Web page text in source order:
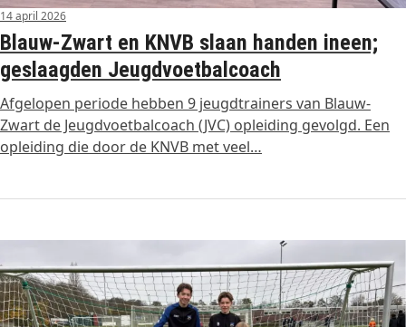
14 april 2026
Blauw-Zwart en KNVB slaan handen ineen;
geslaagden Jeugdvoetbalcoach
Afgelopen periode hebben 9 jeugdtrainers van Blauw-
Zwart de Jeugdvoetbalcoach (JVC) opleiding gevolgd. Een
opleiding die door de KNVB met veel…